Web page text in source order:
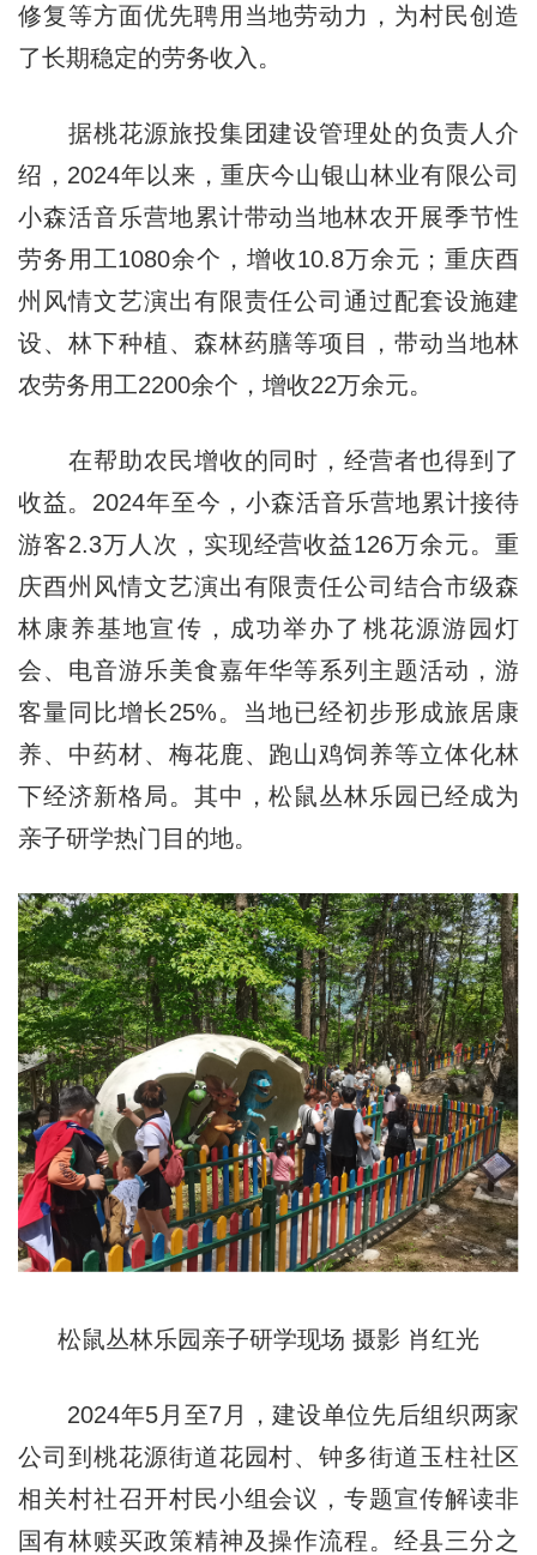
修复等方面优先聘用当地劳动力，为村民创造
了长期稳定的劳务收入。
据桃花源旅投集团建设管理处的负责人介
绍，2024年以来，重庆今山银山林业有限公司
小森活音乐营地累计带动当地林农开展季节性
劳务用工1080余个，增收10.8万余元；重庆酉
州风情文艺演出有限责任公司通过配套设施建
设、林下种植、森林药膳等项目，带动当地林
农劳务用工2200余个，增收22万余元。
在帮助农民增收的同时，经营者也得到了
收益。2024年至今，小森活音乐营地累计接待
游客2.3万人次，实现经营收益126万余元。重
庆酉州风情文艺演出有限责任公司结合市级森
林康养基地宣传，成功举办了桃花源游园灯
会、电音游乐美食嘉年华等系列主题活动，游
客量同比增长25%。当地已经初步形成旅居康
养、中药材、梅花鹿、跑山鸡饲养等立体化林
下经济新格局。其中，松鼠丛林乐园已经成为
亲子研学热门目的地。
松鼠丛林乐园亲子研学现场 摄影 肖红光
2024年5月至7月，建设单位先后组织两家
公司到桃花源街道花园村、钟多街道玉柱社区
相关村社召开村民小组会议，专题宣传解读非
国有林赎买政策精神及操作流程。经县三分之